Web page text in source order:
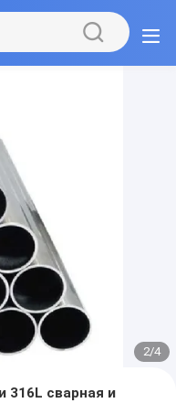
2/4
316L сварная и